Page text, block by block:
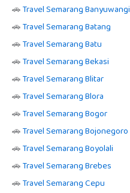
🚗Travel Semarang Banyuwangi
🚗Travel Semarang Batang
🚗Travel Semarang Batu
🚗Travel Semarang Bekasi
🚗Travel Semarang Blitar
🚗Travel Semarang Blora
🚗Travel Semarang Bogor
🚗Travel Semarang Bojonegoro
🚗Travel Semarang Boyolali
🚗Travel Semarang Brebes
🚗Travel Semarang Cepu